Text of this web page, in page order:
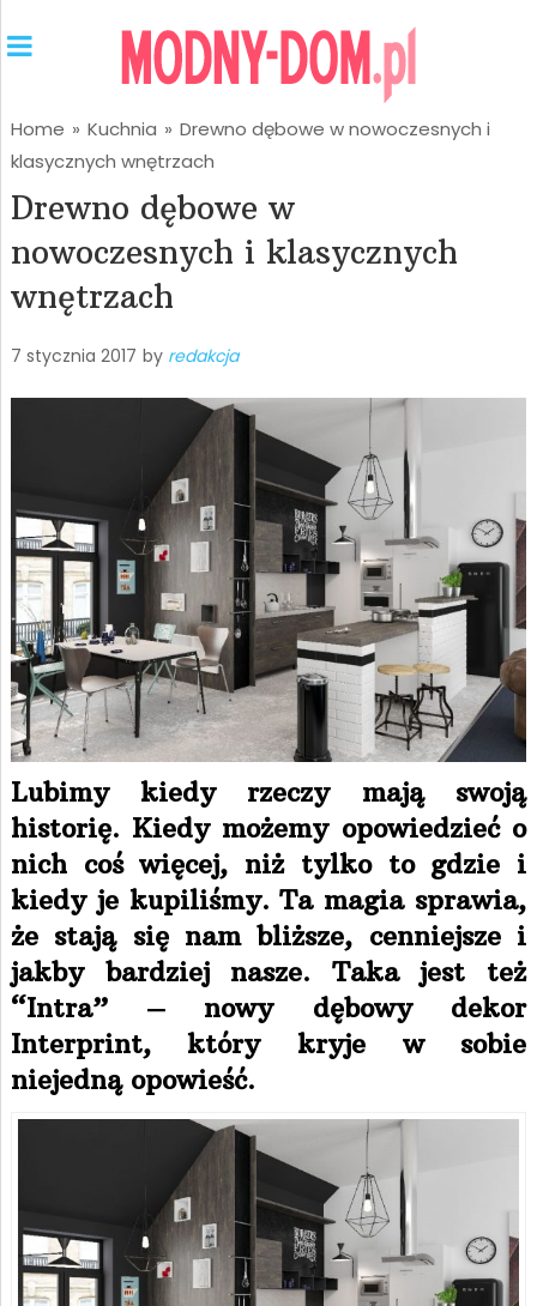
Home » Kuchnia » Drewno dębowe w nowoczesnych i
klasycznych wnętrzach
Drewno dębowe w
nowoczesnych i klasycznych
wnętrzach
7 stycznia 2017 by redakcja
Lubimy kiedy rzeczy mają swoją
historię. Kiedy możemy opowiedzieć o
nich coś więcej, niż tylko to gdzie i
kiedy je kupiliśmy. Ta magia sprawia,
że stają się nam bliższe, cenniejsze i
jakby bardziej nasze. Taka jest też
“Intra” – nowy dębowy dekor
Interprint, który kryje w sobie
niejedną opowieść.